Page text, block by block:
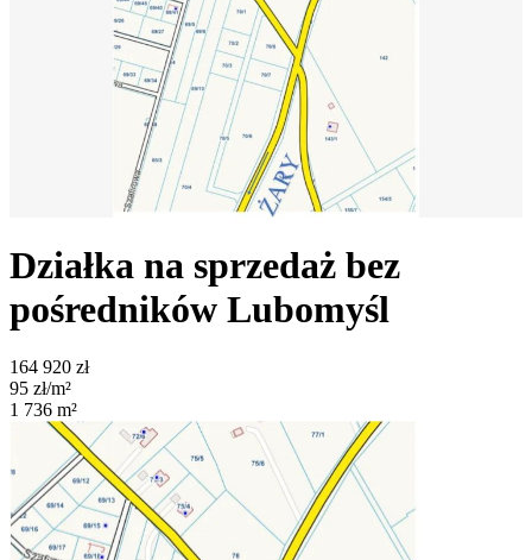
Działka na sprzedaż bez
pośredników Lubomyśl
164 920 zł
95 zł/m²
1 736 m²